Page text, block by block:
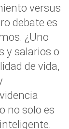
versus
debate es
¿Uno
y salarios o
de vida,
no solo es